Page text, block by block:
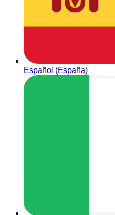
Español (España)